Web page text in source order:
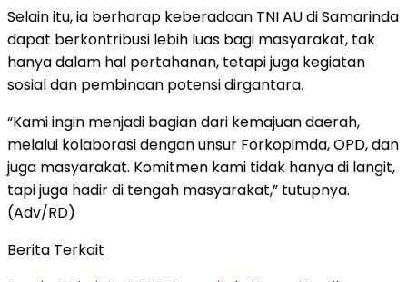
Selain itu, ia berharap keberadaan TNI AU di Samarinda
dapat berkontribusi lebih luas bagi masyarakat, tak
hanya dalam hal pertahanan, tetapi juga kegiatan
sosial dan pembinaan potensi dirgantara.
“Kami ingin menjadi bagian dari kemajuan daerah,
melalui kolaborasi dengan unsur Forkopimda, OPD, dan
juga masyarakat. Komitmen kami tidak hanya di langit,
tapi juga hadir di tengah masyarakat,” tutupnya.
(Adv/RD)
Berita Terkait